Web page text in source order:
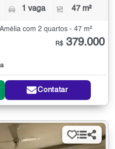
1 vaga 47 m²
com 2 quartos - 47 m²
R$ 379.000
Contatar